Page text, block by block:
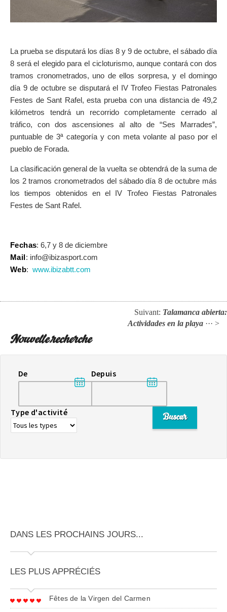
La prueba se disputará los días 8 y 9 de octubre, el sábado día
8 será el elegido para el cicloturismo, aunque contará con dos
tramos cronometrados, uno de ellos sorpresa, y el domingo
día 9 de octubre se disputará el IV Trofeo Fiestas Patronales
Festes de Sant Rafel, esta prueba con una distancia de 49,2
kilómetros tendrá un recorrido completamente cerrado al
tráfico, con dos ascensiones al alto de “Ses Marrades”,
puntuable de 3ª categoría y con meta volante al paso por el
pueblo de Forada.
La clasificación general de la vuelta se obtendrá de la suma de
los 2 tramos cronometrados del sábado día 8 de octubre más
los tiempos obtenidos en el IV Trofeo Fiestas Patronales
Festes de Sant Rafel.
Fechas: 6,7 y 8 de diciembre
Mail: info@ibizasport.com
Web:www.ibizabtt.com
Suivant: Talamanca abierta:
Actividades en la playa ··· >
Nouvelle recherche
De Depuis
Type d'activité
DANS LES PROCHAINS JOURS...
LES PLUS APPRÉCIÉS
Fêtes de la Virgen del Carmen